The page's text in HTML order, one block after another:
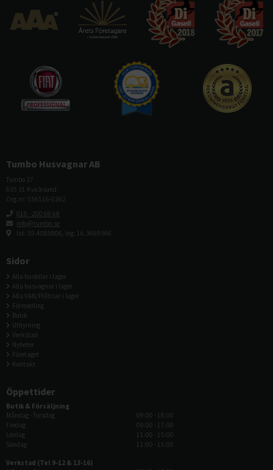
Tumbo Husvagnar AB
Tumbo 37
635 31 Kvicksund
Org.nr: 556516-0362
016 - 200 68 68
info@tumbo.se
lat: 59.4085806, lng: 16.3669366
Sidor
Alla husbilar i lager
Alla husvagnar i lager
Alla VAN/Plåtisar i lager
Förmedling
Butik
Uthyrning
Verkstad
Nyheter
Företaget
Kontakt
Öppettider
Butik & Försäljning
Måndag - Torsdag
Fredag
Lördag
Söndag
09:00 - 18:00
09:00 - 17:00
11:00 - 15:00
11:00 - 15:00
Verkstad (Tel 9-12 & 13-16)